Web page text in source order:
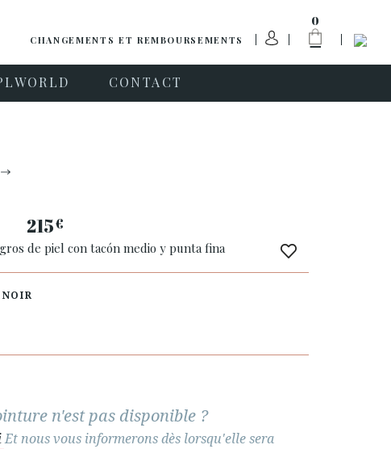
CHANGEMENTS ET REMBOURSEMENTS
0
CONTACT
215€
de piel con tacón medio y punta fina
NOIR
n'est pas disponible ?
Et nous vous informerons dès lorsqu'elle sera